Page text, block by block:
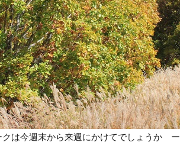
は今週末から来週にかけてでしょうか ー